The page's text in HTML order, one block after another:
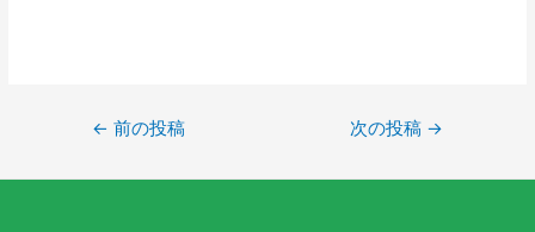
← 前の投稿 次の投稿 →